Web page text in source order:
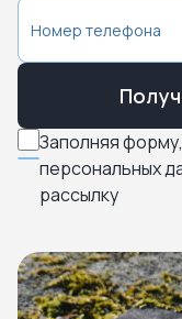
Заполняя
персональных
рассылку